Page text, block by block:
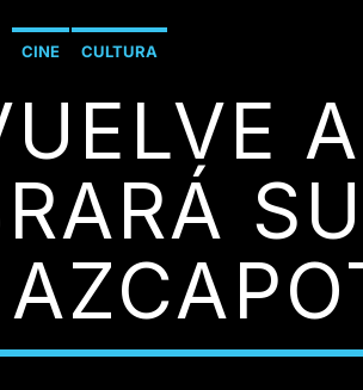
CINE CULTURA